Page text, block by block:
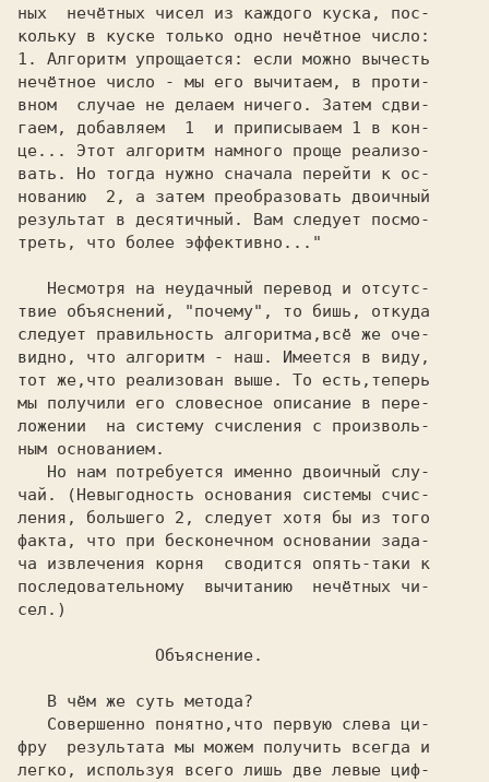
ных  нечётных чисел из каждого куска, пос-
кольку в куске только одно нечётное число:
1.
Алгоритм упрощается: если можно вычесть
нечётное число - мы его вычитаем, в проти-
вном  случае не делаем ничего. Затем сдви-
гаем, добавляем
1
  и приписываем
1 в кон-
це... Этот алгоритм намного проще реализо-
вать. Но тогда нужно сначала перейти к ос-
нованию
2,
а затем преобразовать двоичный
результат в десятичный. Вам следует посмо-
треть, что более эффективно..."
твие объяснений, "почему", то бишь, откуда
следует правильность алгоритма,всё же оче-
видно, что алгоритм - наш. Имеется в виду,
тот же,что реализован выше. То есть,теперь
мы получили его словесное описание в пере-
ложении  на систему счисления с произволь-
ным основанием.
чай. (Невыгодность основания системы счис-
ления, большего 2, следует хотя бы из того
факта, что при бесконечном основании зада-
ча извлечения корня  сводится опять-таки к
последовательному  вычитанию  нечётных чи-
сел.)
              Объяснение.
фру  результата мы можем получить всегда и
легко, используя всего лишь две левые циф-